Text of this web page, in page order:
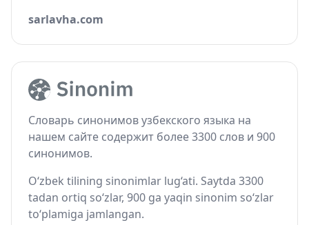
sarlavha.com
Словарь синонимов узбекского языка на
нашем сайте содержит более 3300 слов и 900
синонимов.
O‘zbek tilining sinonimlar lug‘ati. Saytda 3300
tadan ortiq so‘zlar, 900 ga yaqin sinonim so‘zlar
to‘plamiga jamlangan.